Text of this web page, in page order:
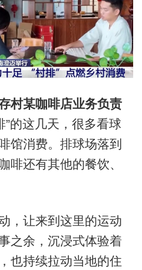
村某咖啡店业务负责
”的这几天，很多看球
馆消费。排球场落到
啡还有其他的餐饮、
让来到这里的运动
之余，沉浸式体验着
也持续拉动当地的住